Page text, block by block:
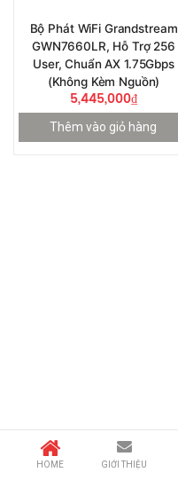
Bộ Phát WiFi Grandstream
GWN7660LR, Hỗ Trợ 256
User, Chuẩn AX 1.75Gbps
(Không Kèm Nguồn)
5,445,000₫
Thêm vào giỏ hàng
HOME GIỚI THIỆU